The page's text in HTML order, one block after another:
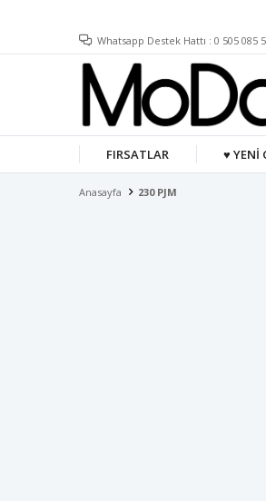
Whatsapp Destek Hattı : 0 505 085
FIRSATLAR ♥ YENİ
Anasayfa 230 PJM